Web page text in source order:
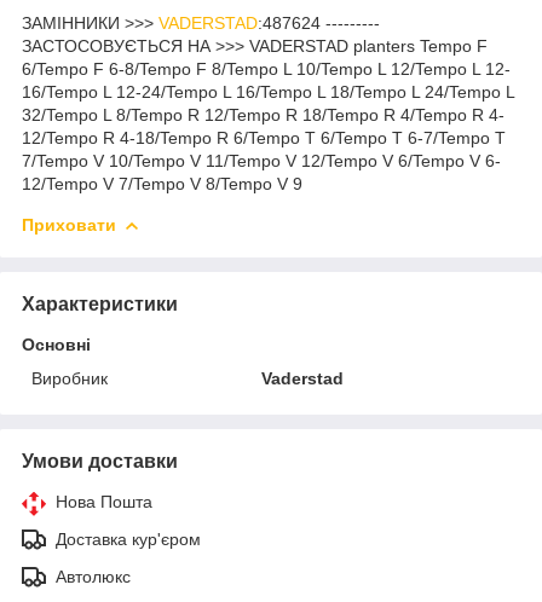
ЗАМІННИКИ >>> VADERSTAD:487624 ---------
ЗАСТОСОВУЄТЬСЯ НА >>> VADERSTAD planters Tempo F
6/Tempo F 6-8/Tempo F 8/Tempo L 10/Tempo L 12/Tempo L 12-
16/Tempo L 12-24/Tempo L 16/Tempo L 18/Tempo L 24/Tempo L
32/Tempo L 8/Tempo R 12/Tempo R 18/Tempo R 4/Tempo R 4-
12/Tempo R 4-18/Tempo R 6/Tempo T 6/Tempo T 6-7/Tempo T
7/Tempo V 10/Tempo V 11/Tempo V 12/Tempo V 6/Tempo V 6-
12/Tempo V 7/Tempo V 8/Tempo V 9
Приховати
Характеристики
Основні
Виробник
Vaderstad
Умови доставки
Нова Пошта
Доставка кур'єром
Автолюкс